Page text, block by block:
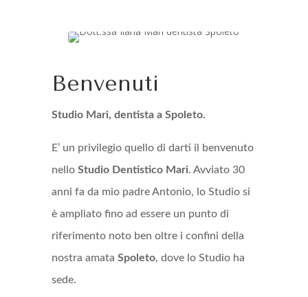
Benvenuti
Studio Mari, dentista a Spoleto.
E’ un privilegio quello di darti il benvenuto
nello Studio Dentistico Mari. Avviato 30
anni fa da mio padre Antonio, lo Studio si
è ampliato fino ad essere un punto di
riferimento noto ben oltre i confini della
nostra amata Spoleto, dove lo Studio ha
sede.